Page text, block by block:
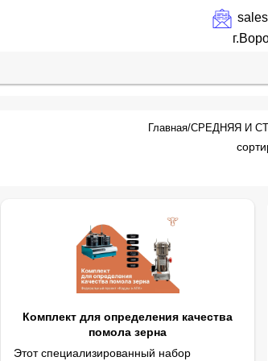
Главная/СРЕДНЯЯ И
Комплект для определения качества
помола зерна
Этот специализированный набор